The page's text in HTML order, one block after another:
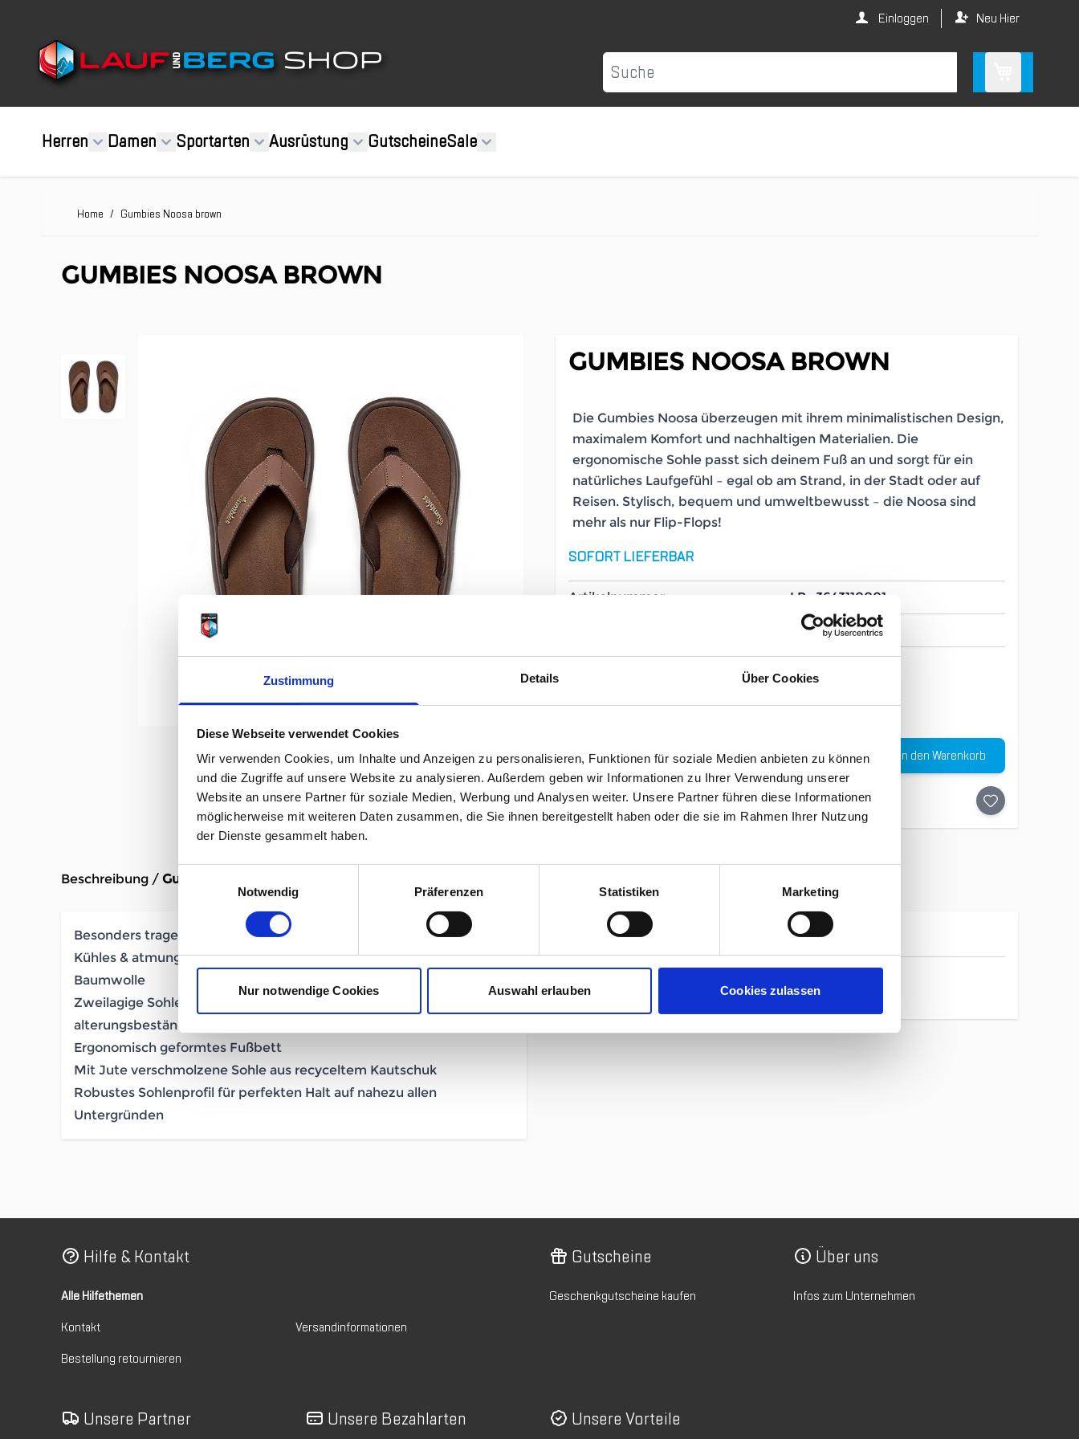
Zustimmung Details Über Cookies
Diese Webseite verwendet Cookies
Wir verwenden Cookies, um Inhalte und Anzeigen zu personalisieren, Funktionen für soziale Medien anbieten zu können
und die Zugriffe auf unsere Website zu analysieren. Außerdem geben wir Informationen zu Ihrer Verwendung unserer
Website an unsere Partner für soziale Medien, Werbung und Analysen weiter. Unsere Partner führen diese Informationen
möglicherweise mit weiteren Daten zusammen, die Sie ihnen bereitgestellt haben oder die sie im Rahmen Ihrer Nutzung
der Dienste gesammelt haben.
Einwilligungsauswahl
Notwendig
Präferenzen Statistiken Marketing
Nur notwendige Cookies Auswahl erlauben Cookies zulassen
Einloggen Neu Hier
Suche
Herren Damen Sportarten Ausrüstung GutscheineSale
Home / Gumbies Noosa brown
GUMBIES NOOSA BROWN
GUMBIES NOOSA BROWN
Die Gumbies Noosa überzeugen mit ihrem minimalistischen Design,
maximalem Komfort und nachhaltigen Materialien. Die
ergonomische Sohle passt sich deinem Fuß an und sorgt für ein
natürliches Laufgefühl – egal ob am Strand, in der Stadt oder auf
Reisen. Stylisch, bequem und umweltbewusst – die Noosa sind
mehr als nur Flip-Flops!
SOFORT LIEFERBAR
Artikelnummer LB_3643110001
Herren
37
unser Preis ab:31,47 € -30% In den Warenkorb
Beschreibung / Gumbies Noosa brown
Besonders tragefreundlicher Baumwoll-Zehensteg
Kühles & atmungsaktives Fußbett aus strapazierfähiger Canvas-
Baumwolle
Zweilagige Sohle mit EVA-Einlage; besonders wärme- und
alterungsbeständig
Ergonomisch geformtes Fußbett
Mit Jute verschmolzene Sohle aus recyceltem Kautschuk
Robustes Sohlenprofil für perfekten Halt auf nahezu allen
Untergründen
Hersteller Gumbies
Herstellerdetails
Hilfe & Kontakt
Alle Hilfethemen
Kontakt
Versandinformationen
Bestellung retournieren
Gutscheine
Geschenkgutscheine kaufen
Über uns
Infos zum Unternehmen
Unsere Partner Unsere Bezahlarten Unsere Vorteile